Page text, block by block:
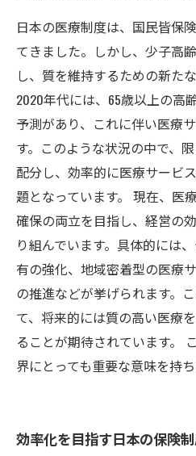
日本の医療制度は、国民皆保
てきました。しかし、少子高
し、質を維持するための新た
2020年代には、65歳以上の高
予測があり、これに伴い医療
す。このような状況の中で、
配分し、効率的に医療サービ
題となっています。 現在、医
確保の両立を目指し、経営の
り組んでいます。具体的には
有の強化、地域密着型の医療
の推進などが挙げられます。
て、将来的には質の高い医療
ることが期待されています。
界にとっても重要な意味を持ち
効率化を目指す日本の保険